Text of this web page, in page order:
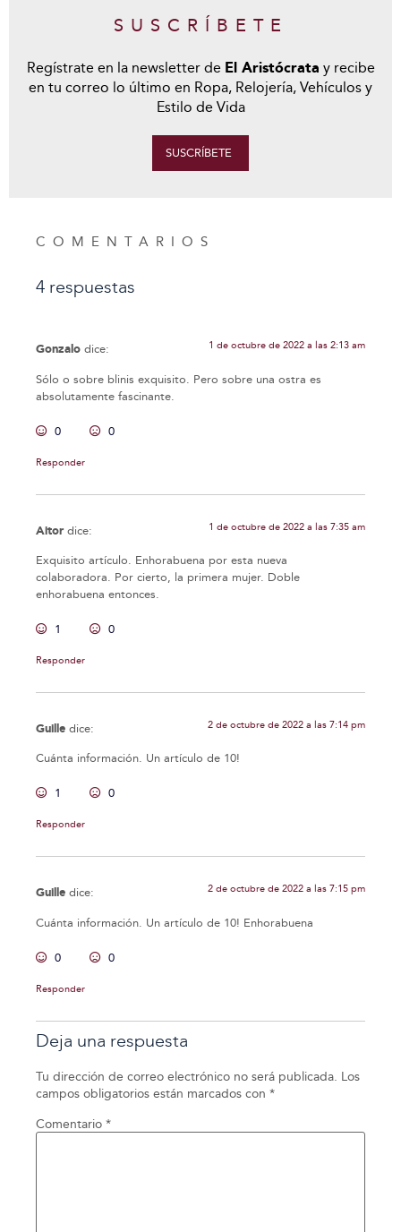
SUSCRÍBETE
Regístrate en la newsletter de El Aristócrata y recibe
en tu correo lo último en Ropa, Relojería, Vehículos y
Estilo de Vida
SUSCRÍBETE
COMENTARIOS
4 respuestas
Gonzalo dice: 1 de octubre de 2022 a las 2:13 am
Sólo o sobre blinis exquisito. Pero sobre una ostra es
absolutamente fascinante.
0 0
Responder
Aitor dice: 1 de octubre de 2022 a las 7:35 am
Exquisito artículo. Enhorabuena por esta nueva
colaboradora. Por cierto, la primera mujer. Doble
enhorabuena entonces.
1 0
Responder
Guille dice: 2 de octubre de 2022 a las 7:14 pm
Cuánta información. Un artículo de 10!
1 0
Responder
Guille dice: 2 de octubre de 2022 a las 7:15 pm
Cuánta información. Un artículo de 10! Enhorabuena
0 0
Responder
Deja una respuesta
Tu dirección de correo electrónico no será publicada. Los
campos obligatorios están marcados con *
Comentario *